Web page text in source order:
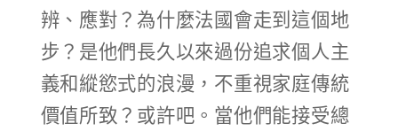
辨、應對？為什麼法國會走到這個地
步？是他們長久以來過份追求個人主
義和縱慾式的浪漫，不重視家庭傳統
價值所致？或許吧。當他們能接受總